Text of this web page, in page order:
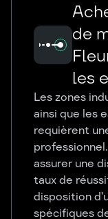
de
les
Les zones
ainsi que les
requièrent
assurer une
taux de
disposition
spécifiques